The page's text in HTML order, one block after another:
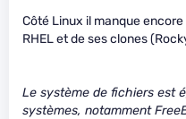
Côté Linux il manque
RHEL et de ses clones
Le système de fichiers est
systèmes, notamment